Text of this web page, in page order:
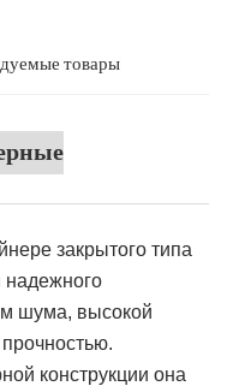
товары
закрытого типа
надежного
шума, высокой
конструкции она